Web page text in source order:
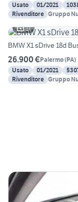
Usato
01/2021
Rivenditore Gruppo
17
BMW X1 sDrive 18d
26.900 €Palermo(PA)
Usato
01/2021
Rivenditore Gruppo